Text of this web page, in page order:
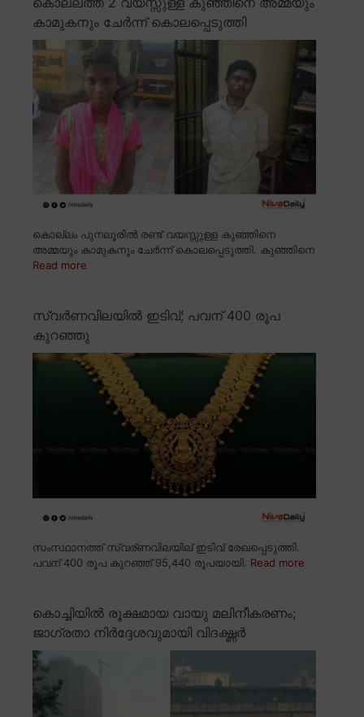
കാമുകനും ചേർന്ന് കൊലപ്പെടുത്തി
കൊല്ലം പുനലൂരിൽ രണ്ട് വയസ്സുള്ള കുഞ്ഞിനെ
അമ്മയും കാമുകനും ചേർന്ന് കൊലപ്പെടുത്തി. കുഞ്ഞിനെ
Read more
സ്വർണവിലയിൽ ഇടിവ്; പവന് 400 രൂപ
കുറഞ്ഞു
സംസ്ഥാനത്ത് സ്വര്ണവിലയില് ഇടിവ് രേഖപ്പെടുത്തി.
പവന് 400 രൂപ കുറഞ്ഞ് 95,440 രൂപയായി. Read more
കൊച്ചിയിൽ രൂക്ഷമായ വായു മലിനീകരണം;
ജാഗ്രതാ നിർദ്ദേശവുമായി വിദഗ്ദ്ധർ